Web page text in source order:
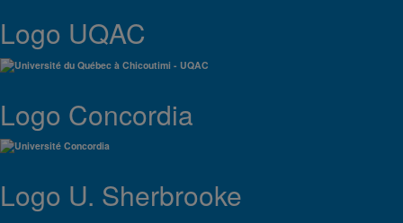
Logo UQAC
Logo Concordia
Logo U. Sherbrooke